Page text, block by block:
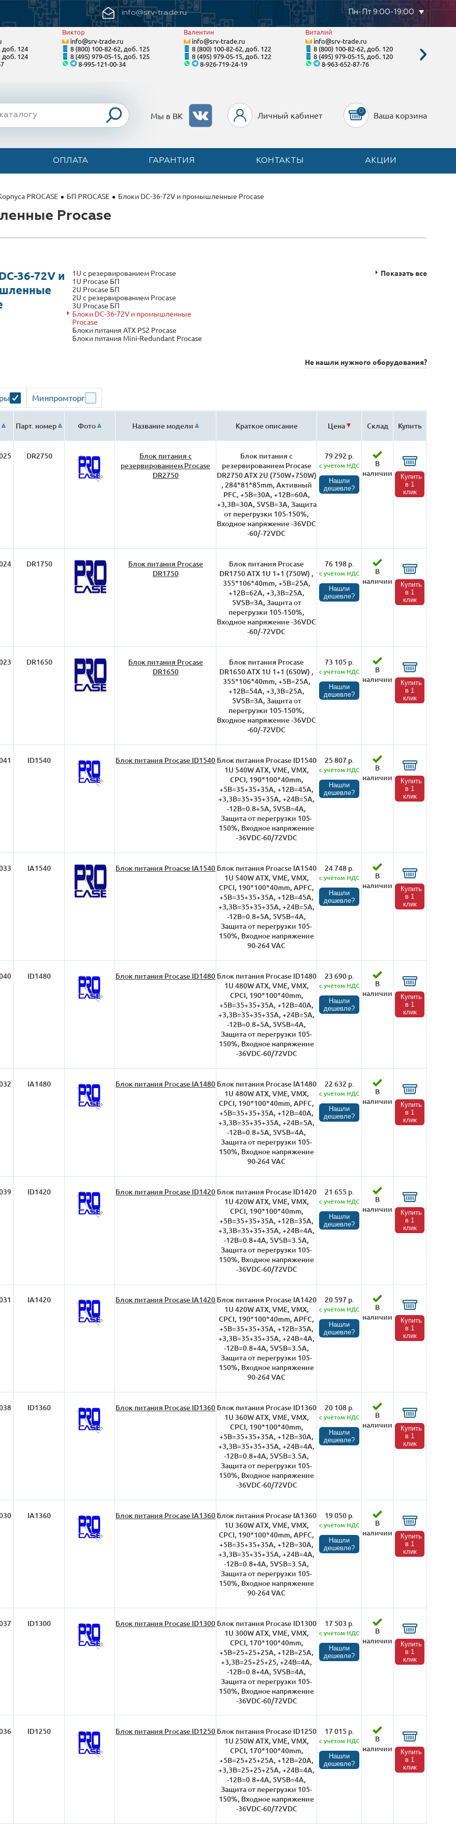
info@srv-trade.ru Пн-Пт 9:00-19:00
доб. 124
доб. 124
Виктор
info@srv-trade.ru
8 (800) 100-82-62, доб. 125
8 (495) 979-05-15, доб. 125
8-995-121-00-34
Валентин
info@srv-trade.ru
8 (800) 100-82-62, доб. 122
8 (495) 979-05-15, доб. 122
8-926-719-24-19
Виталий
info@srv-trade.ru
8 (800) 100-82-62, доб. 120
8 (495) 979-05-15, доб. 120
8-963-652-87-76
ОПЛАТА ГАРАНТИЯ КОНТАКТЫ АКЦИИ
Мы в ВК Личный кабинет 0 Ваша корзина
PROCASE БП PROCASE Блоки DC-36-72V и промышленные Procase
Procase
36-72V и
1U с резервированием Procase
1U Procase БП
2U Procase БП
2U с резервированием Procase
3U Procase БП
Блоки DC-36-72V и промышленные
Procase
Блоки питания ATX PS2 Procase
Блоки питания Mini-Redundant Procase
Показать все
Не нашли нужного оборудования?
Минпромторг
Парт. номер Фото Название модели Краткое описание Цена Склад Купить
DR2750
Блок питания с
резервированием Procase
DR2750
Блок питания с
резервированием Procase
DR2750 ATX 2U (750W+750W)
, 284*81*85mm, Активный
PFC, +5B=30A, +12B=60A,
+3,3B=30A, 5VSB=3A, Защита
от перегрузки 105-150%,
Входное напряжение -36VDC
-60/-72VDC
79 292 р.
с учётом НДС
Нашли
дешевле?
В
наличии
Купить
в 1
клик
DR1750
Блок питания Procase
DR1750
Блок питания Procase
DR1750 ATX 1U 1+1 (750W) ,
355*106*40mm, +5B=25A,
+12B=62A, +3,3B=25A,
5VSB=3A, Защита от
перегрузки 105-150%,
Входное напряжение -36VDC
-60/-72VDC
76 198 р.
с учётом НДС
Нашли
дешевле?
В
наличии
Купить
в 1
клик
DR1650
Блок питания Procase
DR1650
Блок питания Procase
DR1650 ATX 1U 1+1 (650W) ,
355*106*40mm, +5B=25A,
+12B=54A, +3,3B=25A,
5VSB=3A, Защита от
перегрузки 105-150%,
Входное напряжение -36VDC
-60/-72VDC
73 105 р.
с учётом НДС
Нашли
дешевле?
В
наличии
Купить
в 1
клик
ID1540 Блок питания Procase ID1540 Блок питания Procase ID1540
1U 540W ATX, VME, VMX,
CPCI, 190*100*40mm,
+5B=35+35+35A, +12B=45A,
+3,3B=35+35+35A, +24В=5А,
-12В=0.8+5А, 5VSB=4A,
Защита от перегрузки 105-
150%, Входное напряжение
-36VDC-60/72VDC
25 807 р.
с учётом НДС
Нашли
дешевле?
В
наличии
Купить
в 1
клик
IA1540 Блок питания Proacse IA1540 Блок питания Proacse IA1540
1U 540W ATX, VME, VMX,
CPCI, 190*100*40mm, APFC,
+5B=35+35+35A, +12B=45A,
+3,3B=35+35+35A, +24В=5А,
-12В=0.8+5А, 5VSB=4A,
Защита от перегрузки 105-
150%, Входное напряжение
90-264 VAC
24 748 р.
с учётом НДС
Нашли
дешевле?
В
наличии
Купить
в 1
клик
ID1480 Блок питания Procase ID1480 Блок питания Procase ID1480
1U 480W ATX, VME, VMX,
CPCI, 190*100*40mm,
+5B=35+35+35A, +12B=40A,
+3,3B=35+35+35A, +24В=5А,
-12В=0.8+5А, 5VSB=4A,
Защита от перегрузки 105-
150%, Входное напряжение
-36VDC-60/72VDC
23 690 р.
с учётом НДС
Нашли
дешевле?
В
наличии
Купить
в 1
клик
IA1480 Блок питания Procase IA1480 Блок питания Procase IA1480
1U 480W ATX, VME, VMX,
CPCI, 190*100*40mm, APFC,
+5B=35+35+35A, +12B=40A,
+3,3B=35+35+35A, +24В=5А,
-12В=0.8+5А, 5VSB=4A,
Защита от перегрузки 105-
150%, Входное напряжение
90-264 VAC
22 632 р.
с учётом НДС
Нашли
дешевле?
В
наличии
Купить
в 1
клик
ID1420 Блок питания Procase ID1420 Блок питания Procase ID1420
1U 420W ATX, VME, VMX,
CPCI, 190*100*40mm,
+5B=35+35+35A, +12B=35A,
+3,3B=35+35+35A, +24В=4А,
-12В=0.8+4А, 5VSB=3.5A,
Защита от перегрузки 105-
150%, Входное напряжение
-36VDC-60/72VDC
21 655 р.
с учётом НДС
Нашли
дешевле?
В
наличии
Купить
в 1
клик
IA1420 Блок питания Procase IA1420 Блок питания Procase IA1420
1U 420W ATX, VME, VMX,
CPCI, 190*100*40mm, APFC,
+5B=35+35+35A, +12B=35A,
+3,3B=35+35+35A, +24В=4А,
-12В=0.8+4А, 5VSB=3.5A,
Защита от перегрузки 105-
150%, Входное напряжение
90-264 VAC
20 597 р.
с учётом НДС
Нашли
дешевле?
В
наличии
Купить
в 1
клик
ID1360 Блок питания Procase ID1360 Блок питания Procase ID1360
1U 360W ATX, VME, VMX,
CPCI, 190*100*40mm,
+5B=35+35+35A, +12B=30A,
+3,3B=35+35+35A, +24В=4А,
-12В=0.8+4А, 5VSB=3.5A,
Защита от перегрузки 105-
150%, Входное напряжение
-36VDC-60/72VDC
20 108 р.
с учётом НДС
Нашли
дешевле?
В
наличии
Купить
в 1
клик
IA1360 Блок питания Procase IA1360 Блок питания Procase IA1360
1U 360W ATX, VME, VMX,
CPCI, 190*100*40mm, APFC,
+5B=35+35+35A, +12B=30A,
+3,3B=35+35+35A, +24В=4А,
-12В=0.8+4А, 5VSB=3.5A,
Защита от перегрузки 105-
150%, Входное напряжение
90-264 VAC
19 050 р.
с учётом НДС
Нашли
дешевле?
В
наличии
Купить
в 1
клик
ID1300 Блок питания Procase ID1300 Блок питания Procase ID1300
1U 300W ATX, VME, VMX,
CPCI, 170*100*40mm,
+5B=25+25+25A, +12B=25A,
+3,3B=25+25+25, +24В=4А,
-12В=0.8+4А, 5VSB=4A,
Защита от перегрузки 105-
150%, Входное напряжение
-36VDC-60/72VDC
17 503 р.
с учётом НДС
Нашли
дешевле?
В
наличии
Купить
в 1
клик
ID1250 Блок питания Procase ID1250 Блок питания Procase ID1250
1U 250W ATX, VME, VMX,
CPCI, 170*100*40mm,
+5B=25+25+25A, +12B=20A,
+3,3B=25+25+25A, +24В=4А,
-12В=0.8+4А, 5VSB=4A,
Защита от перегрузки 105-
150%, Входное напряжение
-36VDC-60/72VDC
17 015 р.
с учётом НДС
Нашли
дешевле?
В
наличии
Купить
в 1
клик